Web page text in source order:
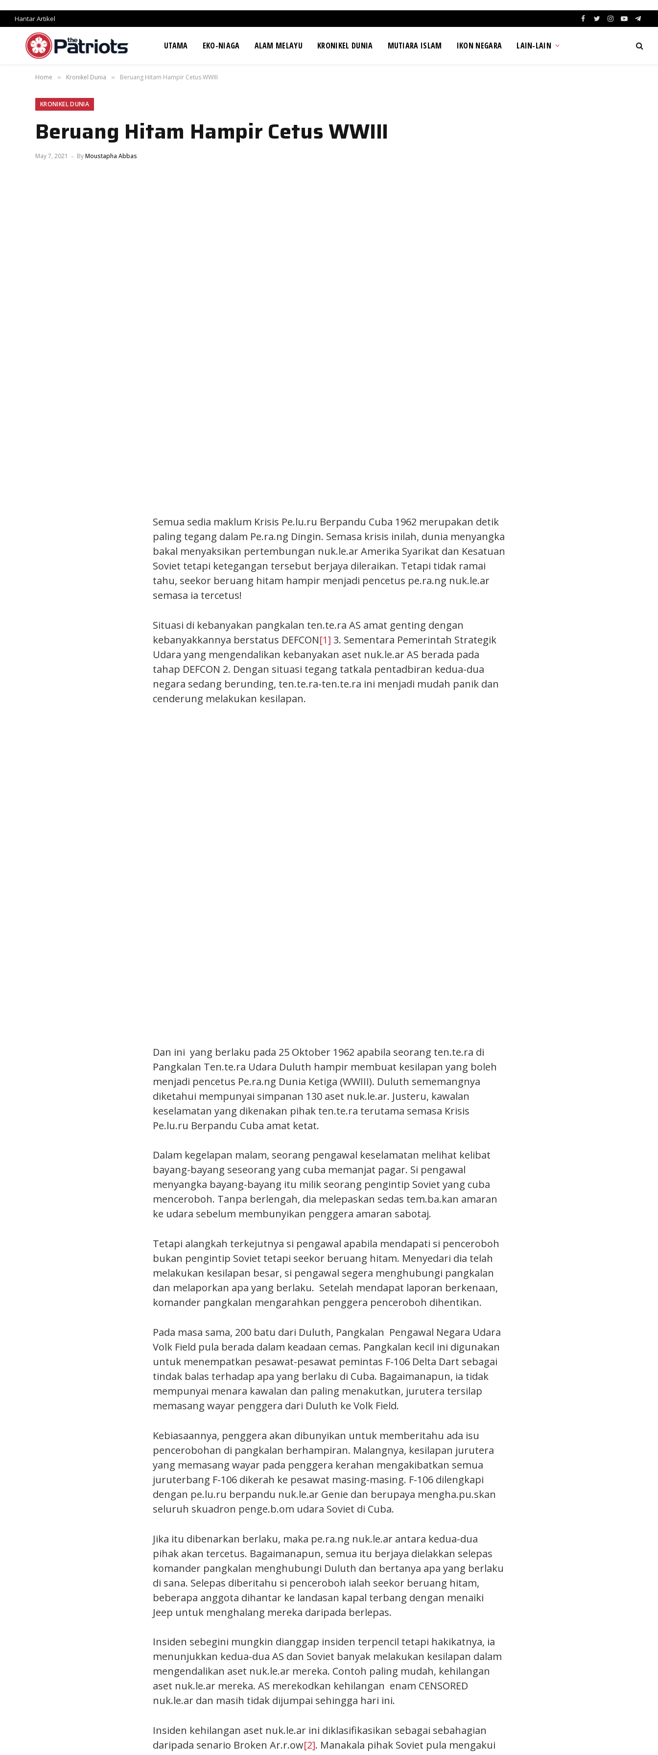
Hantar Artikel Facebook
TwitterInstagram
YouTube
UTAMA EKO-NIAGA ALAM MELAYU KRONIKEL DUNIA MUTIARA ISLAM IKON NEGARA LAIN-LAIN
Home » Kronikel Dunia » Beruang Hitam Hampir Cetus WWIII
KRONIKEL DUNIA
Beruang Hitam Hampir Cetus WWIII
May 7, 2021 ByMoustapha Abbas
Semua sedia maklum Krisis Pe.lu.ru Berpandu Cuba 1962 merupakan detik
paling tegang dalam Pe.ra.ng Dingin. Semasa krisis inilah, dunia menyangka
bakal menyaksikan pertembungan nuk.le.ar Amerika Syarikat dan Kesatuan
Soviet tetapi ketegangan tersebut berjaya dileraikan. Tetapi tidak ramai
tahu, seekor beruang hitam hampir menjadi pencetus pe.ra.ng nuk.le.ar
semasa ia tercetus!
Situasi di kebanyakan pangkalan ten.te.ra AS amat genting dengan
kebanyakkannya berstatus DEFCON[1] 3. Sementara Pemerintah Strategik
Udara yang mengendalikan kebanyakan aset nuk.le.ar AS berada pada
tahap DEFCON 2. Dengan situasi tegang tatkala pentadbiran kedua-dua
negara sedang berunding, ten.te.ra-ten.te.ra ini menjadi mudah panik dan
cenderung melakukan kesilapan.
Dan ini yang berlaku pada 25 Oktober 1962 apabila seorang ten.te.ra di
Pangkalan Ten.te.ra Udara Duluth hampir membuat kesilapan yang boleh
menjadi pencetus Pe.ra.ng Dunia Ketiga (WWIII). Duluth sememangnya
diketahui mempunyai simpanan 130 aset nuk.le.ar. Justeru, kawalan
keselamatan yang dikenakan pihak ten.te.ra terutama semasa Krisis
Pe.lu.ru Berpandu Cuba amat ketat.
Dalam kegelapan malam, seorang pengawal keselamatan melihat kelibat
bayang-bayang seseorang yang cuba memanjat pagar. Si pengawal
menyangka bayang-bayang itu milik seorang pengintip Soviet yang cuba
menceroboh. Tanpa berlengah, dia melepaskan sedas tem.ba.kan amaran
ke udara sebelum membunyikan penggera amaran sabotaj.
Tetapi alangkah terkejutnya si pengawal apabila mendapati si penceroboh
bukan pengintip Soviet tetapi seekor beruang hitam. Menyedari dia telah
melakukan kesilapan besar, si pengawal segera menghubungi pangkalan
dan melaporkan apa yang berlaku. Setelah mendapat laporan berkenaan,
komander pangkalan mengarahkan penggera penceroboh dihentikan.
Pada masa sama, 200 batu dari Duluth, Pangkalan Pengawal Negara Udara
Volk Field pula berada dalam keadaan cemas. Pangkalan kecil ini digunakan
untuk menempatkan pesawat-pesawat pemintas F-106 Delta Dart sebagai
tindak balas terhadap apa yang berlaku di Cuba. Bagaimanapun, ia tidak
mempunyai menara kawalan dan paling menakutkan, jurutera tersilap
memasang wayar penggera dari Duluth ke Volk Field.
Kebiasaannya, penggera akan dibunyikan untuk memberitahu ada isu
pencerobohan di pangkalan berhampiran. Malangnya, kesilapan jurutera
yang memasang wayar pada penggera kerahan mengakibatkan semua
juruterbang F-106 dikerah ke pesawat masing-masing. F-106 dilengkapi
dengan pe.lu.ru berpandu nuk.le.ar Genie dan berupaya mengha.pu.skan
seluruh skuadron penge.b.om udara Soviet di Cuba.
Jika itu dibenarkan berlaku, maka pe.ra.ng nuk.le.ar antara kedua-dua
pihak akan tercetus. Bagaimanapun, semua itu berjaya dielakkan selepas
komander pangkalan menghubungi Duluth dan bertanya apa yang berlaku
di sana. Selepas diberitahu si penceroboh ialah seekor beruang hitam,
beberapa anggota dihantar ke landasan kapal terbang dengan menaiki
Jeep untuk menghalang mereka daripada berlepas.
Insiden sebegini mungkin dianggap insiden terpencil tetapi hakikatnya, ia
menunjukkan kedua-dua AS dan Soviet banyak melakukan kesilapan dalam
mengendalikan aset nuk.le.ar mereka. Contoh paling mudah, kehilangan
aset nuk.le.ar mereka. AS merekodkan kehilangan enam CENSORED
nuk.le.ar dan masih tidak dijumpai sehingga hari ini.
Insiden kehilangan aset nuk.le.ar ini diklasifikasikan sebagai sebahagian
daripada senario Broken Ar.r.ow[2]. Manakala pihak Soviet pula mengakui